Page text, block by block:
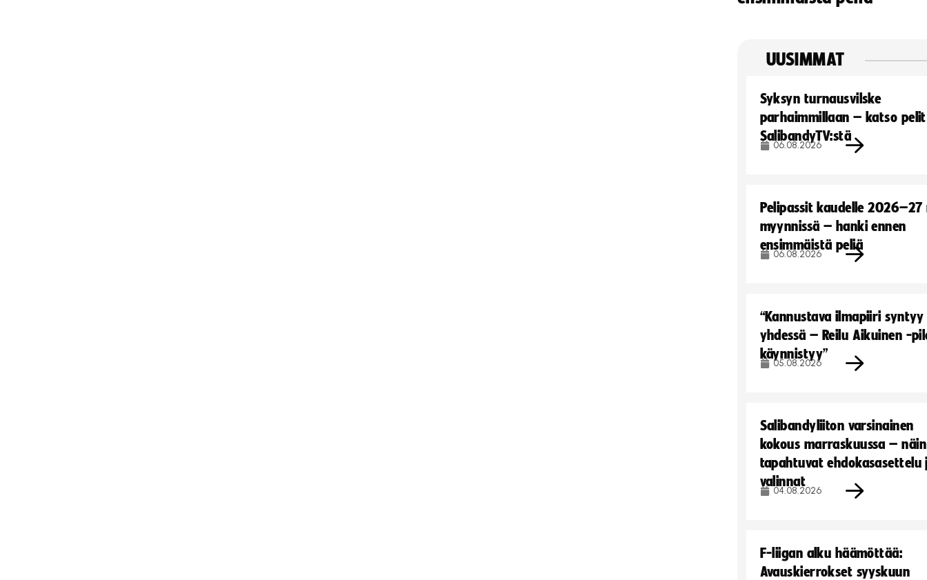
UUSIMMAT
Syksyn turnausvilske
parhaimmillaan – katso pelit
SalibandyTV:stä
06.08.2026
Pelipassit kaudelle
myynnissä – hanki ennen
ensimmäistä peliä
06.08.2026
“Kannustava ilmapiiri syntyy
yhdessä – Reilu Aikuinen -
käynnistyy”
05.08.2026
Salibandyliiton varsinainen
kokous marraskuussa – näin
tapahtuvat ehdokasasettelu
valinnat
04.08.2026
F-liigan alku häämöttää:
Avauskierrokset syyskuun